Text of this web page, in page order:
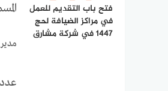
فتح باب التقديم للعمل
في مراكز الضيافة لحج
1447 في شركة مشارق